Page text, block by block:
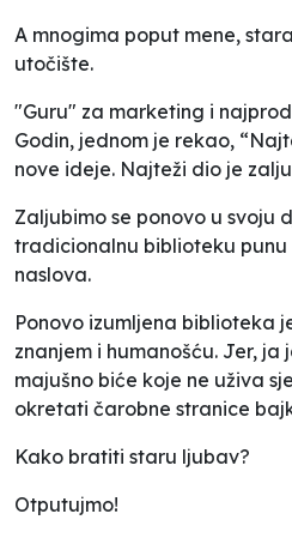
A mnogima poput mene,
utočište.
"Guru" za marketing i
Godin, jednom je rekao,
nove ideje. Najteži dio je
Zaljubimo se ponovo u svoju
tradicionalnu biblioteku punu
naslova.
Ponovo izumljena biblioteka
znanjem i humanošću. Jer, ja
majušno biće koje ne uživa
okretati čarobne stranice
Kako bratiti staru ljubav?
Otputujmo!